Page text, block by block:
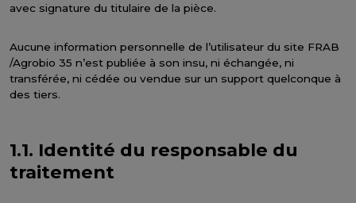
avec signature du titulaire de la pièce.
Aucune information personnelle de l’utilisateur du site FRAB
/Agrobio 35 n’est publiée à son insu, ni échangée, ni
transférée, ni cédée ou vendue sur un support quelconque à
des tiers.
1.1. Identité du responsable du
traitement